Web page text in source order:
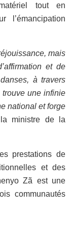
tout en
l’émancipation
mais
et de
à travers
une infinie
national et forge
ministre de la
prestations de
et des
Zã est une
communautés